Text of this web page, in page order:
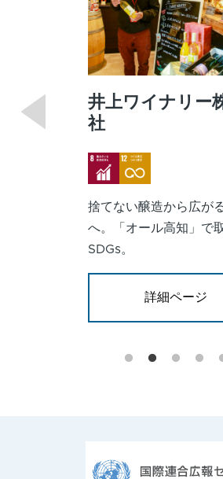
井上ワイナリー
社
ImageImage
捨てない醸造から広が
へ。「オール高知」で
SDGs。
詳細ページ